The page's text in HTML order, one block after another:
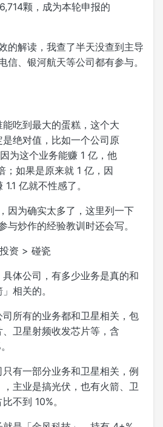
颗，成为本轮申报的
的解读，我查了半天没查到主导
信、银河航天等公司都有参与。
吃到最大的蛋糕，这个大
绝对值，比如一个公司原
为这个业务能赚 1 亿，他
；如果是原来就 1 亿，因
亿就不性感了。
因为确实太多了，这里列一下
与炒作的经验教训时还会写。
资 > 碰瓷
体公司，有多少业务是真的和
相关的。
司所有的业务都和卫星相关，包
卫星射频收发芯片等，含
有一部分业务和卫星相关，例
主业是搞光伏，也有火箭、卫
不到 10%。